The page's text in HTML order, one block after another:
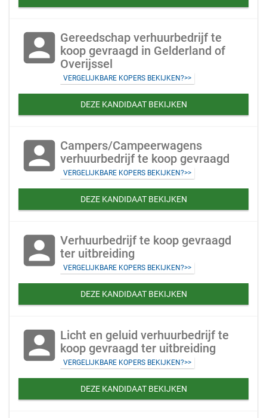
account_box Gereedschap verhuurbedrijf te
koop gevraagd in Gelderland of
Overijssel
VERGELIJKBARE KOPERS BEKIJKEN?>>
DEZE KANDIDAAT BEKIJKEN
account_box Campers/Campeerwagens
verhuurbedrijf te koop gevraagd
VERGELIJKBARE KOPERS BEKIJKEN?>>
DEZE KANDIDAAT BEKIJKEN
account_box Verhuurbedrijf te koop gevraagd
ter uitbreiding
VERGELIJKBARE KOPERS BEKIJKEN?>>
DEZE KANDIDAAT BEKIJKEN
account_box Licht en geluid verhuurbedrijf te
koop gevraagd ter uitbreiding
VERGELIJKBARE KOPERS BEKIJKEN?>>
DEZE KANDIDAAT BEKIJKEN